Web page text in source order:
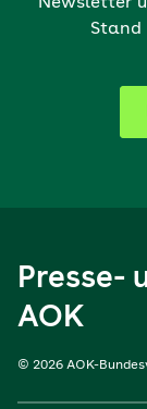
Stand
Presse-
AOK
© 2026 AOK-